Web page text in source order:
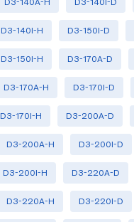
D3-140I-H D3-150I-D
D3-150I-H D3-170A-D
D3-170A-H D3-170I-D
D3-170I-H D3-200A-D
D3-200A-H D3-200I-D
D3-200I-H D3-220A-D
D3-220A-H D3-220I-D